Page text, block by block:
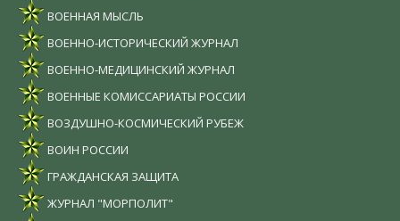
ВОЕННАЯ МЫСЛЬ
ВОЕННО-ИСТОРИЧЕСКИЙ ЖУРНАЛ
ВОЕННО-МЕДИЦИНСКИЙ ЖУРНАЛ
ВОЕННЫЕ КОМИССАРИАТЫ РОССИИ
ВОЗДУШНО-КОСМИЧЕСКИЙ РУБЕЖ
ВОИН РОССИИ
ГРАЖДАНСКАЯ ЗАЩИТА
ЖУРНАЛ "МОРПОЛИТ"